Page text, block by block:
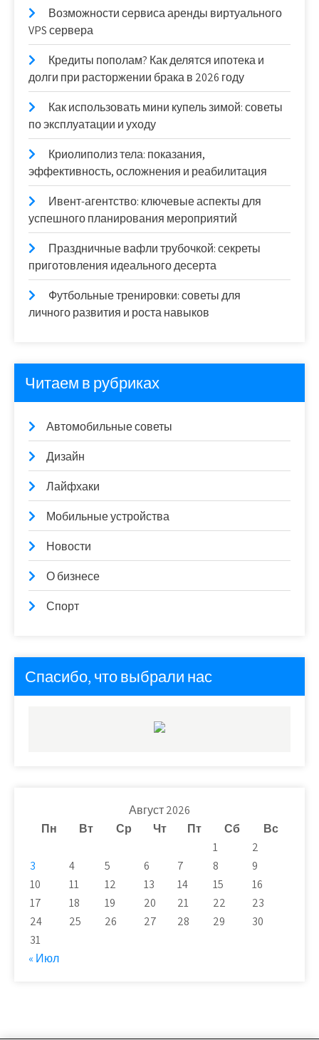
Возможности сервиса аренды виртуального
VPS сервера
Кредиты пополам? Как делятся ипотека и
долги при расторжении брака в 2026 году
Как использовать мини купель зимой: советы
по эксплуатации и уходу
Криолиполиз тела: показания,
эффективность, осложнения и реабилитация
Ивент-агентство: ключевые аспекты для
успешного планирования мероприятий
Праздничные вафли трубочкой: секреты
приготовления идеального десерта
Футбольные тренировки: советы для
личного развития и роста навыков
Читаем в рубриках
Автомобильные советы
Дизайн
Лайфхаки
Мобильные устройства
Новости
О бизнесе
Спорт
Спасибо, что выбрали нас
Август 2026
Пн
Вт Ср Чт Пт Сб
Вс
1
2
3
4 5 6 7 8
9
10
11 12 13 14 15
16
17
18 19 20 21 22
23
24
25 26 27 28 29
30
31
« Июл